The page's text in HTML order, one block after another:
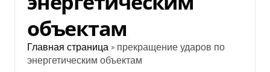
объектам
Главная страница » прекращение ударов по
энергетическим объектам